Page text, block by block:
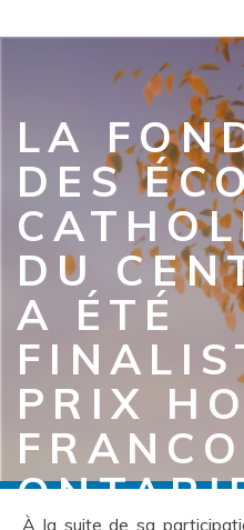
LA
DES
DU
A ÉTÉ
PRIX
À la suite de sa